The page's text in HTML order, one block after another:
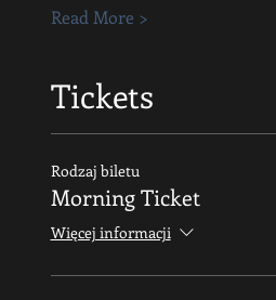
Read More >
Tickets
Rodzaj biletu
Morning Ticket
Więcej informacji